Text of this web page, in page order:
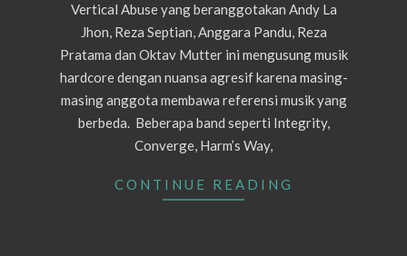
Vertical Abuse yang beranggotakan Andy La
Jhon, Reza Septian, Anggara Pandu, Reza
Pratama dan Oktav Mutter ini mengusung musik
hardcore dengan nuansa agresif karena masing-
masing anggota membawa referensi musik yang
berbeda. Beberapa band seperti Integrity,
Converge, Harm’s Way,
CONTINUE READING